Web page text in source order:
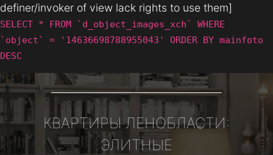
definer/invoker of view lack rights to use them]
SELECT * FROM `d_object_images_xch` WHERE
`object` = '14636698788955043' ORDER BY mainfoto
DESC
КВАРТИРЫ ЛЕНОБЛАСТИ:
ЭЛИТНЫЕ